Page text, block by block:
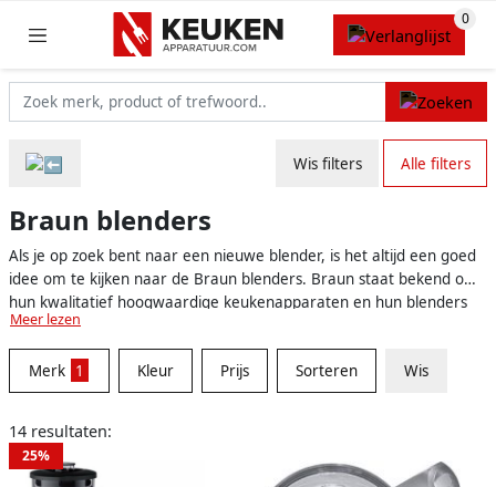
Wis filters Alle filters
Braun blenders
Als je op zoek bent naar een nieuwe blender, is het altijd een goed
idee om te kijken naar de Braun blenders. Braun staat bekend om
hun kwalitatief hoogwaardige keukenapparaten en hun blenders
zijn daarop geen uitzondering. In een wereld waar gezond leven en
genieten van verse ingrediënten steeds belangrijker worden, is een
goede blender een onmisbaar hulpmiddel in de keuken. De
blenders van Braun bieden je de mogelijkheid om snel en
Meer lezen
Merk 1 Kleur Prijs Sorteren Wis
14 resultaten:
25%